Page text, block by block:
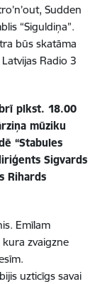
Sudden
“Siguldiņa”.
būs skatāma
Radio 3
plkst. 18.00
mūziku
“Stabules
Sigvards
Rihards
Emīlam
zvaigzne
uzticīgs savai